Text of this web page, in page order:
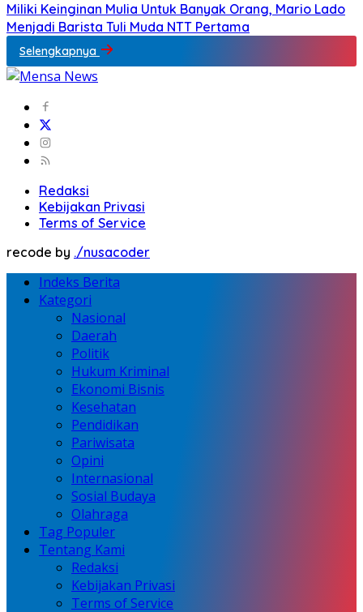
Miliki Keinginan Mulia Untuk Banyak Orang, Mario Lado
Menjadi Barista Tuli Muda NTT Pertama
Selengkapnya
Redaksi
Kebijakan Privasi
Terms of Service
recode by ./nusacoder
Indeks Berita
Kategori
Nasional
Daerah
Politik
Hukum Kriminal
Ekonomi Bisnis
Kesehatan
Pendidikan
Pariwisata
Opini
Internasional
Sosial Budaya
Olahraga
Tag Populer
Tentang Kami
Redaksi
Kebijakan Privasi
Terms of Service